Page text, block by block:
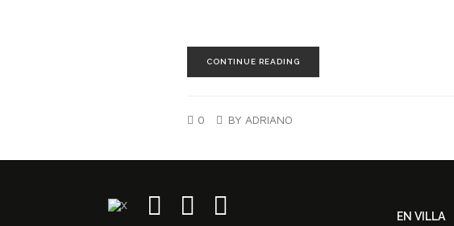
CONTINUE READING
0 BY ADRIANO
EN VILLA